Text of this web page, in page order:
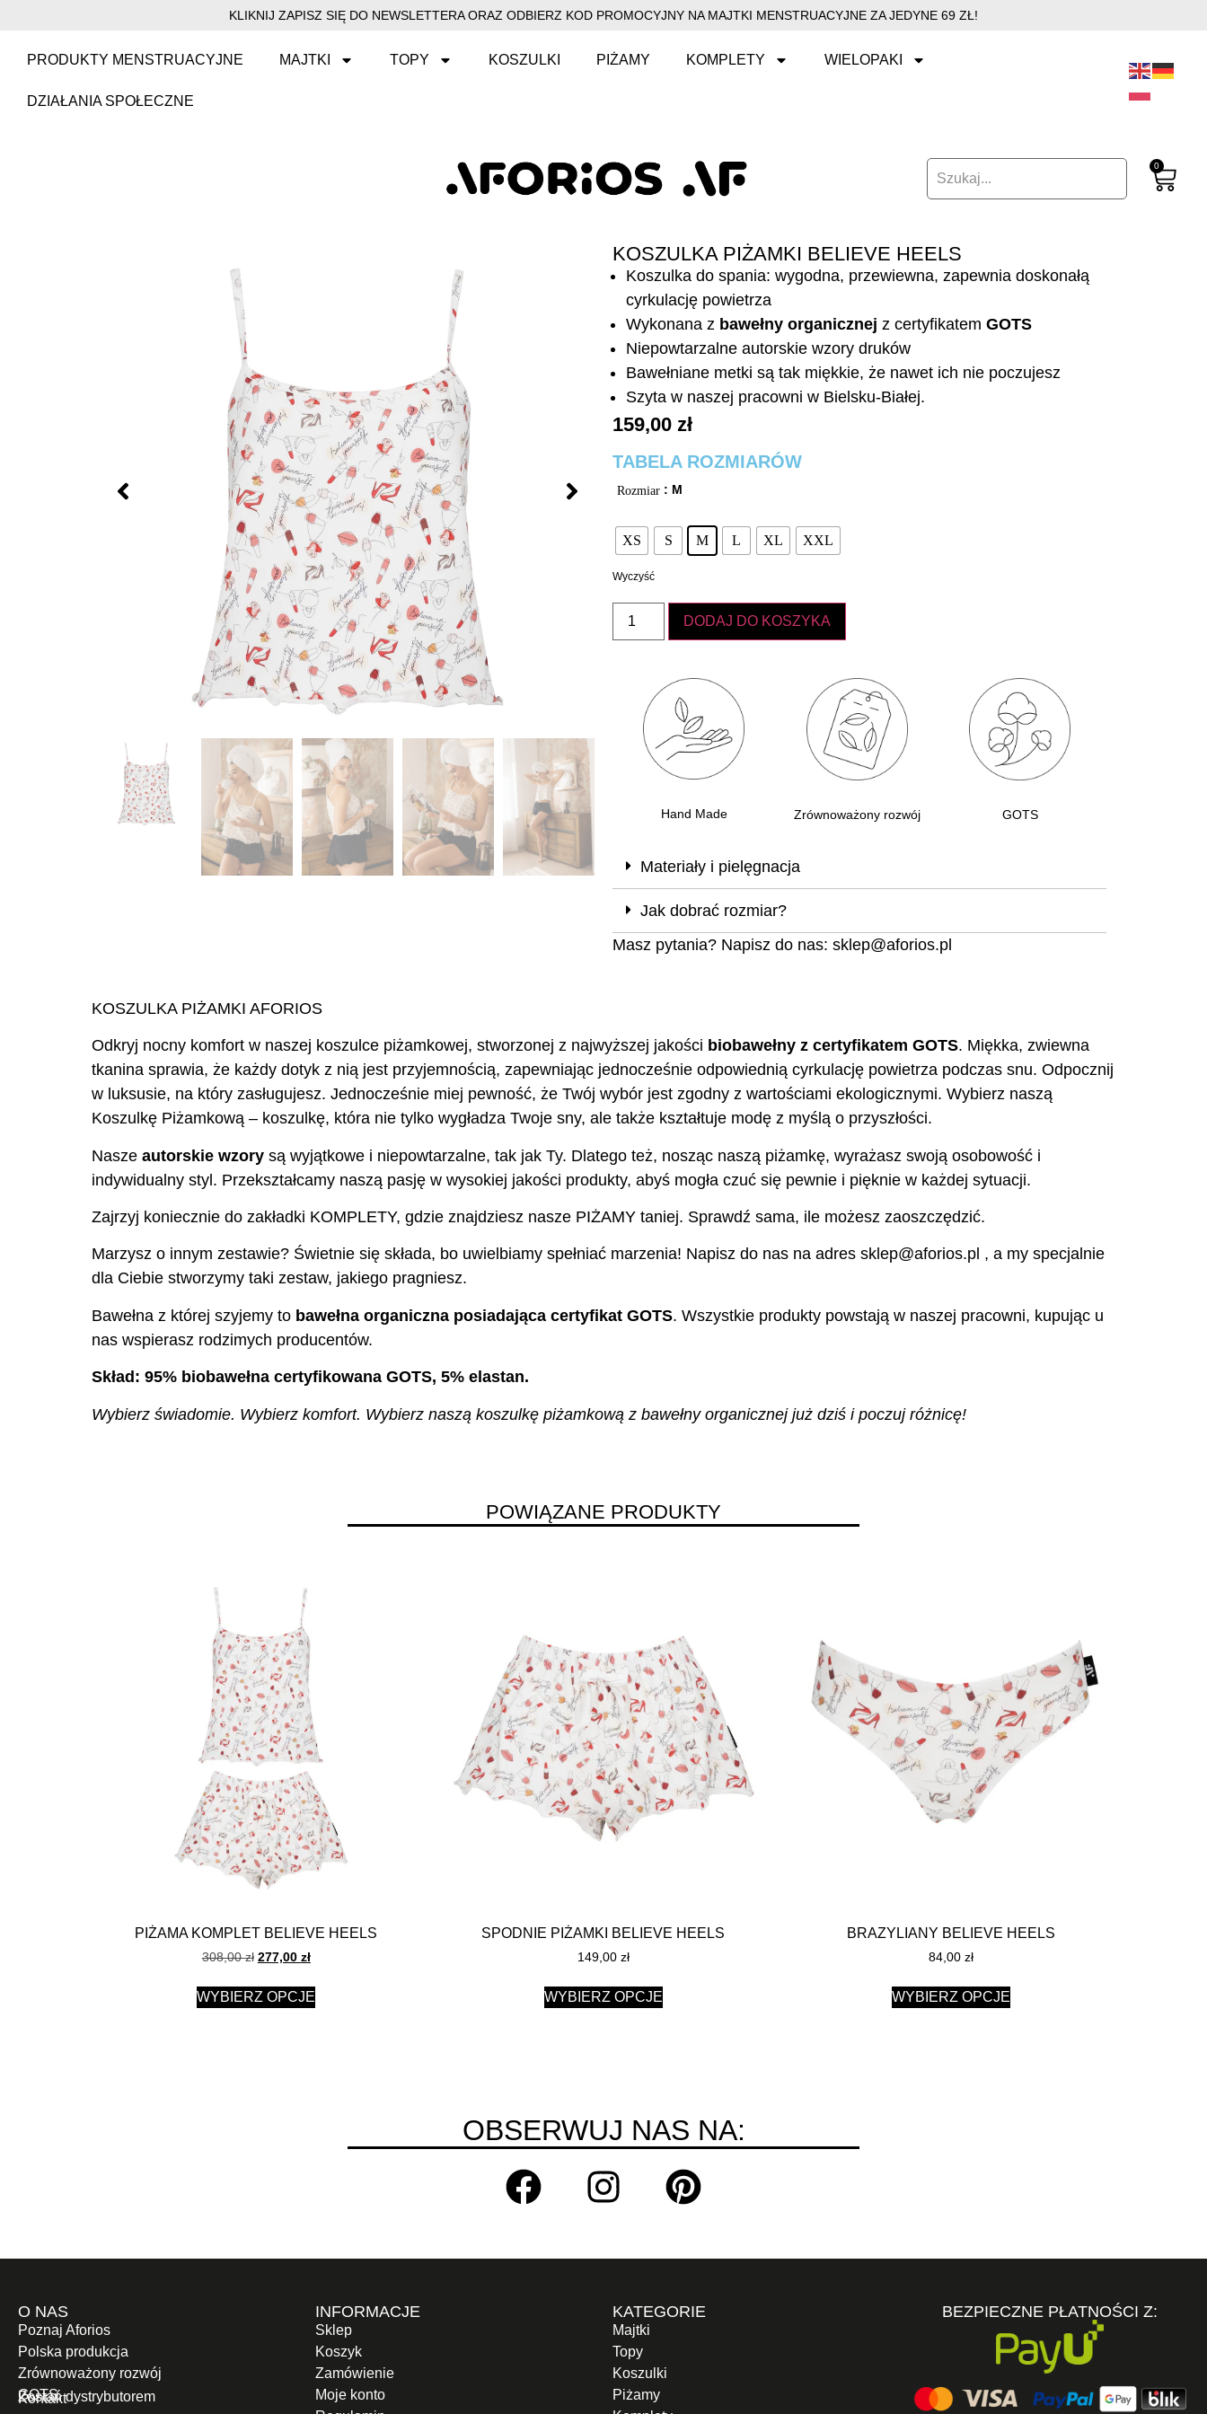
KLIKNIJ ZAPISZ SIĘ DO NEWSLETTERA ORAZ ODBIERZ KOD PROMOCYJNY NA MAJTKI MENSTRUACYJNE ZA JEDYNE 69 ZŁ!
PRODUKTY MENSTRUACYJNE MAJTKI TOPY KOSZULKI PIŻAMY KOMPLETY WIELOPAKI
DZIAŁANIA SPOŁECZNE
0
KOSZULKA PIŻAMKI BELIEVE HEELS
Koszulka do spania: wygodna, przewiewna, zapewnia doskonałą
cyrkulację powietrza
Wykonana z bawełny organicznej z certyfikatem GOTS
Niepowtarzalne autorskie wzory druków
Bawełniane metki są tak miękkie, że nawet ich nie poczujesz
Szyta w naszej pracowni w Bielsku-Białej.
159,00 zł
TABELA ROZMIARÓW
Rozmiar : M
XS S M L XL XXL
Wyczyść
DODAJ DO KOSZYKA
Hand Made Zrównoważony rozwój GOTS
Materiały i pielęgnacja
Jak dobrać rozmiar?
Masz pytania? Napisz do nas: sklep@aforios.pl
KOSZULKA PIŻAMKI AFORIOS
Odkryj nocny komfort w naszej koszulce piżamkowej, stworzonej z najwyższej jakości biobawełny z certyfikatem GOTS. Miękka, zwiewna
tkanina sprawia, że każdy dotyk z nią jest przyjemnością, zapewniając jednocześnie odpowiednią cyrkulację powietrza podczas snu. Odpocznij
w luksusie, na który zasługujesz. Jednocześnie miej pewność, że Twój wybór jest zgodny z wartościami ekologicznymi. Wybierz naszą
Koszulkę Piżamkową – koszulkę, która nie tylko wygładza Twoje sny, ale także kształtuje modę z myślą o przyszłości.
Nasze autorskie wzory są wyjątkowe i niepowtarzalne, tak jak Ty. Dlatego też, nosząc naszą piżamkę, wyrażasz swoją osobowość i
indywidualny styl. Przekształcamy naszą pasję w wysokiej jakości produkty, abyś mogła czuć się pewnie i pięknie w każdej sytuacji.
Zajrzyj koniecznie do zakładki KOMPLETY, gdzie znajdziesz nasze PIŻAMY taniej. Sprawdź sama, ile możesz zaoszczędzić.
Marzysz o innym zestawie? Świetnie się składa, bo uwielbiamy spełniać marzenia! Napisz do nas na adres sklep@aforios.pl , a my specjalnie
dla Ciebie stworzymy taki zestaw, jakiego pragniesz.
Bawełna z której szyjemy to bawełna organiczna posiadająca certyfikat GOTS. Wszystkie produkty powstają w naszej pracowni, kupując u
nas wspierasz rodzimych producentów.
Skład: 95% biobawełna certyfikowana GOTS, 5% elastan.
Wybierz świadomie. Wybierz komfort. Wybierz naszą koszulkę piżamkową z bawełny organicznej już dziś i poczuj różnicę!
POWIĄZANE PRODUKTY
PIŻAMA KOMPLET BELIEVE HEELS
308,00zł 277,00 zł
WYBIERZ OPCJE
SPODNIE PIŻAMKI BELIEVE HEELS
149,00 zł
WYBIERZ OPCJE
BRAZYLIANY BELIEVE HEELS
84,00 zł
WYBIERZ OPCJE
OBSERWUJ NAS NA:
O NAS
Poznaj Aforios
Polska produkcja
Zrównoważony rozwój
GOTS
Zostań dystrybutorem
Kontakt
INFORMACJE
Sklep
Koszyk
Zamówienie
Moje konto
KATEGORIE
Majtki
Topy
Koszulki
Piżamy
BEZPIECZNE PŁATNOŚCI Z: